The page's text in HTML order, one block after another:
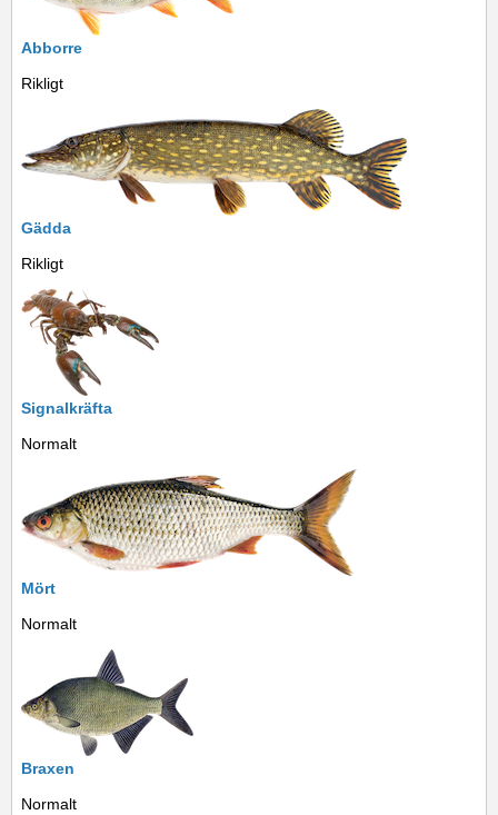
Abborre
Rikligt
Gädda
Rikligt
Signalkräfta
Normalt
Mört
Normalt
Braxen
Normalt